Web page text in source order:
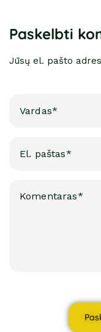
Paskelbti
Jūsų el. pašto